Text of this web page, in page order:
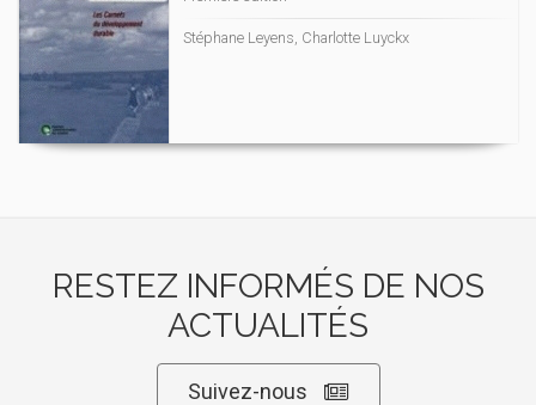
Stéphane Leyens, Charlotte Luyckx
RESTEZ INFORMÉS DE NOS
ACTUALITÉS
Suivez-nous